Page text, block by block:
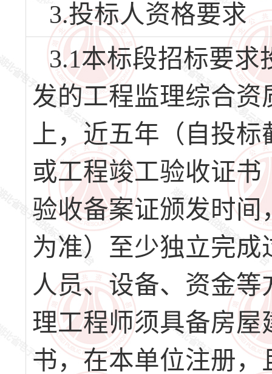
3.投标人资格要求
3.1本标段招标要
发的工程监理综合
上，近五年（自投
或工程竣工验收证
验收备案证颁发时
为准）至少独立完
人员、设备、资金
理工程师须具备房
书，在本单位注册